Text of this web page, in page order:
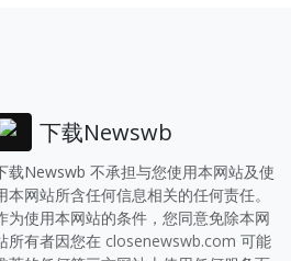
下载Newswb
载Newswb 不承担与您使用本网站及使
本网站所含任何信息相关的任何责任。
为使用本网站的条件，您同意免除本网
所有者因您在 closenewswb.com 可能